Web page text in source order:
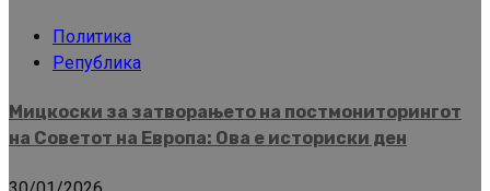
Политика
Република
Мицкоски за затворањето на постмониторингот
на Советот на Европа: Ова е историски ден